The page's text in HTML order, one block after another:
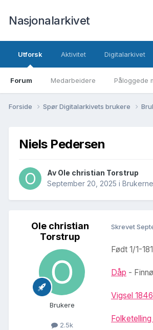
Nasjonalarkivet
Utforsk
Forum Medarbeidere Påloggede
Aktivitet Digitalarkivet
Forside Spør Digitalarkivets brukere
Niels Pedersen
Av Ole christian Torstrup
September 20, 2025 i
Ole christian
Torstrup
Brukere
2.5k
Skrevet
Født 1/1-
Dåp -
Vigsel 1846
Folketelling